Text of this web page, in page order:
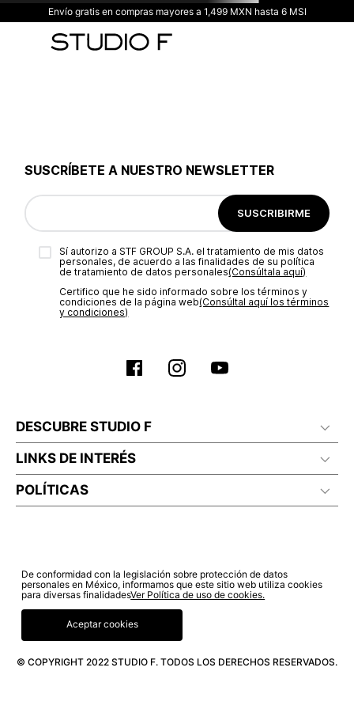
Envío gratis en compras mayores a 1,499 MXN hasta 6 MSI
SUSCRÍBETE A NUESTRO NEWSLETTER
SUSCRIBIRME
Sí autorizo a STF GROUP S.A. el tratamiento de mis datos
personales, de acuerdo a las finalidades de su política
de tratamiento de datos personales‎(Consúltala aquí)
Certifico que he sido informado sobre los términos y
condiciones de la página web‎(Consúltal aquí los términos
y condiciones)
DESCUBRE STUDIO F
LINKS DE INTERÉS
POLÍTICAS
© COPYRIGHT 2022 STUDIO F. TODOS LOS DERECHOS RESERVADOS.
De conformidad con la legislación sobre protección de datos
personales en México, informamos que este sitio web utiliza cookies
para diversas finalidadesVer Política de uso de cookies.
Aceptar cookies